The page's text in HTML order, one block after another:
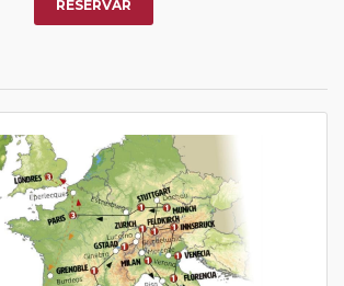
RESERVAR